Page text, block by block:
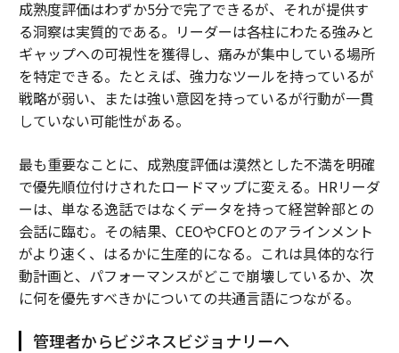
成熟度評価はわずか5分で完了できるが、それが提供す
る洞察は実質的である。リーダーは各柱にわたる強みと
ギャップへの可視性を獲得し、痛みが集中している場所
を特定できる。たとえば、強力なツールを持っているが
戦略が弱い、または強い意図を持っているが行動が一貫
していない可能性がある。
最も重要なことに、成熟度評価は漠然とした不満を明確
で優先順位付けされたロードマップに変える。HRリーダ
ーは、単なる逸話ではなくデータを持って経営幹部との
会話に臨む。その結果、CEOやCFOとのアラインメント
がより速く、はるかに生産的になる。これは具体的な行
動計画と、パフォーマンスがどこで崩壊しているか、次
に何を優先すべきかについての共通言語につながる。
管理者からビジネスビジョナリーへ